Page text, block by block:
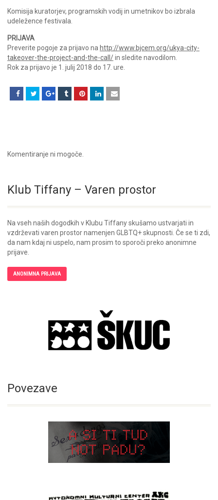
Komisija kuratorjev, programskih vodij in umetnikov bo izbrala
udeležence festivala.
PRIJAVA
Preverite pogoje za prijavo na http://www.bjcem.org/ukya-city-
takeover-the-project-and-the-call/in sledite navodilom.
Rok za prijavo je 1. julij 2018 do 17. ure.
Komentiranje ni mogoče.
Klub Tiffany – Varen prostor
Na vseh naših dogodkih v Klubu Tiffany skušamo ustvarjati in
vzdrževati varen prostor namenjen GLBTQ+ skupnosti. Če se ti zdi,
da nam kdaj ni uspelo, nam prosim to sporoči preko anonimne
prijave.
ANONIMNA PRIJAVA
Povezave